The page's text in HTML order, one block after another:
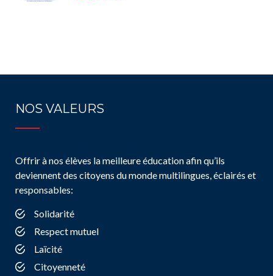
NOS VALEURS
Offrir à nos élèves la meilleure éducation afin qu’ils
deviennent des citoyens du monde multilingues, éclairés et
responsables:
Solidarité
Respect mutuel
Laïcité
Citoyenneté